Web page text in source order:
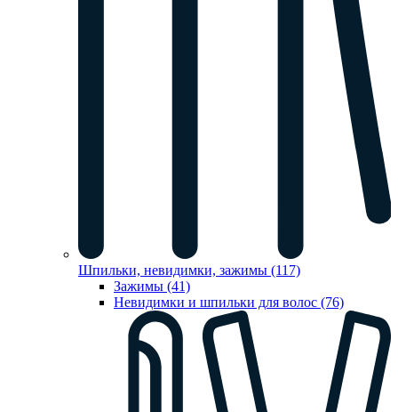
Шпильки, невидимки, зажимы (117)
Зажимы (41)
Невидимки и шпильки для волос (76)